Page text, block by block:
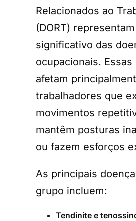
Relacionados ao
(DORT)
significativo das
ocupacionais.
afetam
trabalhadores que
movimentos
mantêm posturas
ou fazem esforços
As principais
grupo incluem:
Tendinite e